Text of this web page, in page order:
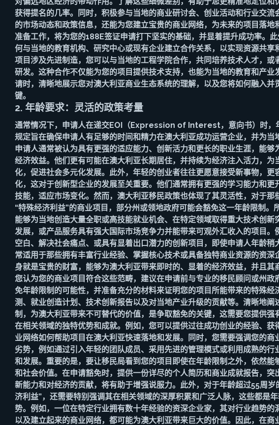
获得提名的几率。同时，积极参与当地的商业研讨会、创业活动和行业交流
的市场动态和政策信息，还能为您建立宝贵的商业网络，为未来的项目落地
准备工作，将为您的188E签证申请打下坚实的基础，并显着提升成功率。
何与当地的教育机构、研究中心或现有企业建立合作关系，以实现资源共享
项目涉及先进制造，您可以与当地的工程学院合作，共同培养技术人才，或
研发。这种合作不仅能为您的项目提供技术支持，也能为当地的教育和产业
请时，清晰地展示您对澳大利亚商业生态系统的理解，以及您将如何融入并
键。
2. 年龄要求：灵活的政策考量
通常情况下，申请人在递交EOI（Expression of Interest，意向书）时，
规定旨在确保申请人有足够的时间和精力在澳大利亚成功运营企业，并为当
申请人通常被认为具有更强的适应能力、创新活力和更长的职业生涯，能够
经济效益。他们更有可能在澳大利亚长期居住，并持续为经济注入活力，为
化，促进社会多元化发展。此外，年轻的创业者往往更愿意接受新事物，更
化，这对于创新型企业的发展至关重要。他们通常拥有更强的学习能力和更
技能，适应市场变化。然而，澳大利亚移民政策也体现了其灵活性，对于那
“特殊经济利益”的商业项目，部分州或领地政府可能会豁免这一年龄限制。
能够为当地创造大量全职或高技能就业机会、在特定领域取得重大技术创新
发展，或产品服务具有强大国际市场竞争力并能带来可观外汇收入的项目。
空白、解决社会痛点、或具有显着出口潜力的创新项目，即使申请人年龄稍
常适用于那些拥有丰富行业经验、掌握核心技术或具备独特商业资源的资深
身就是宝贵的财富，能够为澳大利亚带来即时的、显着的经济效益，并且其
您认为您的商业项目符合这些范畴，建议在申请前与专业的移民顾问或州政
免年龄限制的可能性，并准备充分的材料来证明您的项目所能带来的特殊经
测、就业创造计划、技术创新报告以及对当地产业升级的贡献等。清晰地阐
制，为澳大利亚带来不可替代的价值，是争取豁免的关键，这需要您提供强
在相关领域的独特优势和成就。例如，您可以提供过往成功创业的经验、获
业网络如何帮助项目在澳大利亚快速落地和发展。同时，您需要强调您的商
劣势，例如通过引入年轻的团队成员、采用先进的管理模式或利用成熟的行
和发展。重要的是，要让移民局看到您的项目即使在年龄限制之外，依然能
和社会价值。在申请豁免时，提供一份详尽的个人简历和商业成就报告，突
新能力和对经济的贡献，将有助于增强说服力。此外，对于年龄超过55周岁
济利益”，还需要特别强调其在相关领域的深厚积累和广泛人脉，这些都是
势。例如，一位在特定行业拥有数十年经验的资深企业家，其对行业趋势的
以及建立起来的商业网络，都可能为澳大利亚带来巨大的价值。因此，在商